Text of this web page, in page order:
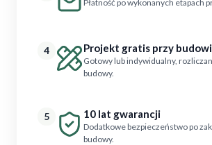
Płatność po wykonanych etapach
4 Projekt gratis przy
Gotowy lub indywidualny,
budowy.
5 10 lat gwarancji
Dodatkowe bezpieczeństwo po
budowy.